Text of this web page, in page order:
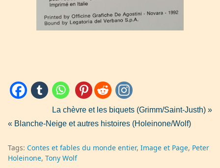
La chèvre et les biquets (Grimm/Saint-Justh) »
« Blanche-Neige et autres histoires (Holeinone/Wolf)
Tags: Contes et fables du monde entier Image et Page Peter
Holeinone Tony Wolf